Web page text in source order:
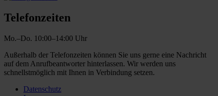
Telefonzeiten
Mo.–Do. 10:00–14:00 Uhr
Außerhalb der Telefonzeiten können Sie uns gerne eine Nachricht
auf dem Anrufbeantworter hinterlassen. Wir werden uns
schnellstmöglich mit Ihnen in Verbindung setzen.
Datenschutz